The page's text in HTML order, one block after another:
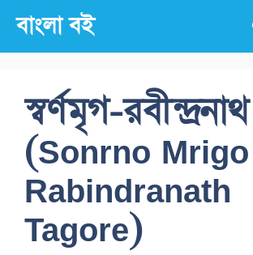
content
বাংলা বই
স্বর্ণমৃগ-
(Sonrno
Rabindranath
Tagore)